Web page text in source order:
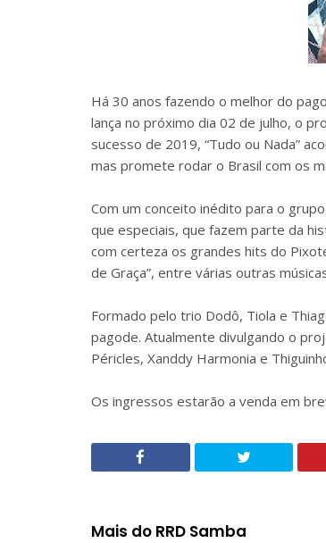
Há 30 anos fazendo o melhor do
lança no próximo dia 02 de julho, o
sucesso de 2019, “Tudo ou Nada”
mas promete rodar o Brasil com os
Com um conceito inédito para o
que especiais, que fazem parte da
com certeza os grandes hits do Pixote
de Graça”, entre várias outras
Formado pelo trio Dodô, Tiola e
pagode. Atualmente divulgando o
Péricles, Xanddy Harmonia e
Os ingressos estarão a venda em
Mais do RRD Samba